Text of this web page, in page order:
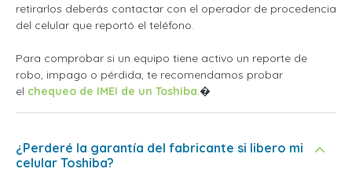
retirarlos deberás contactar con el operador de procedencia
del celular que reportó el teléfono.
Para comprobar si un equipo tiene activo un reporte de
robo, impago o pérdida, te recomendamos probar
el chequeo de IMEI de un Toshiba.�
¿Perderé la garantía del fabricante si libero mi
celular Toshiba?